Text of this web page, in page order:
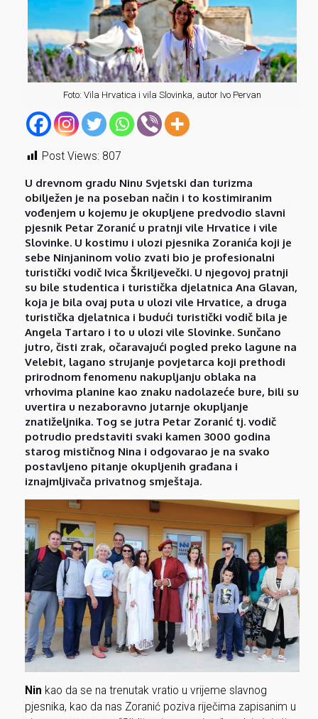
Foto: Vila Hrvatica i vila Slovinka, autor Ivo Pervan
Post Views: 807
U drevnom gradu Ninu Svjetski dan turizma
obilježen je na poseban način i to kostimiranim
vođenjem u kojemu je okupljene predvodio slavni
pjesnik Petar Zoranić u pratnji vile Hrvatice i vile
Slovinke. U kostimu i ulozi pjesnika Zoranića koji je
sebe Ninjaninom volio zvati bio je profesionalni
turistički vodič Ivica Škriljevečki. U njegovoj pratnji
su bile studentica i turistička djelatnica Ana Glavan,
koja je bila ovaj puta u ulozi vile Hrvatice, a druga
turistička djelatnica i budući turistički vodič bila je
Angela Tartaro i to u ulozi vile Slovinke. Sunčano
jutro, čisti zrak, očaravajući pogled preko lagune na
Velebit, lagano strujanje povjetarca koji prethodi
prirodnom fenomenu nakupljanju oblaka na
vrhovima planine kao znaku nadolazeće bure, bili su
uvertira u nezaboravno jutarnje okupljanje
znatiželjnika. Tog se jutra Petar Zoranić tj. vodič
potrudio predstaviti svaki kamen 3000 godina
starog mističnog Nina i odgovarao je na svako
postavljeno pitanje okupljenih građana i
iznajmljivača privatnog smještaja.
Nin kao da se na trenutak vratio u vrijeme slavnog
pjesnika, kao da nas Zoranić poziva riječima zapisanim u